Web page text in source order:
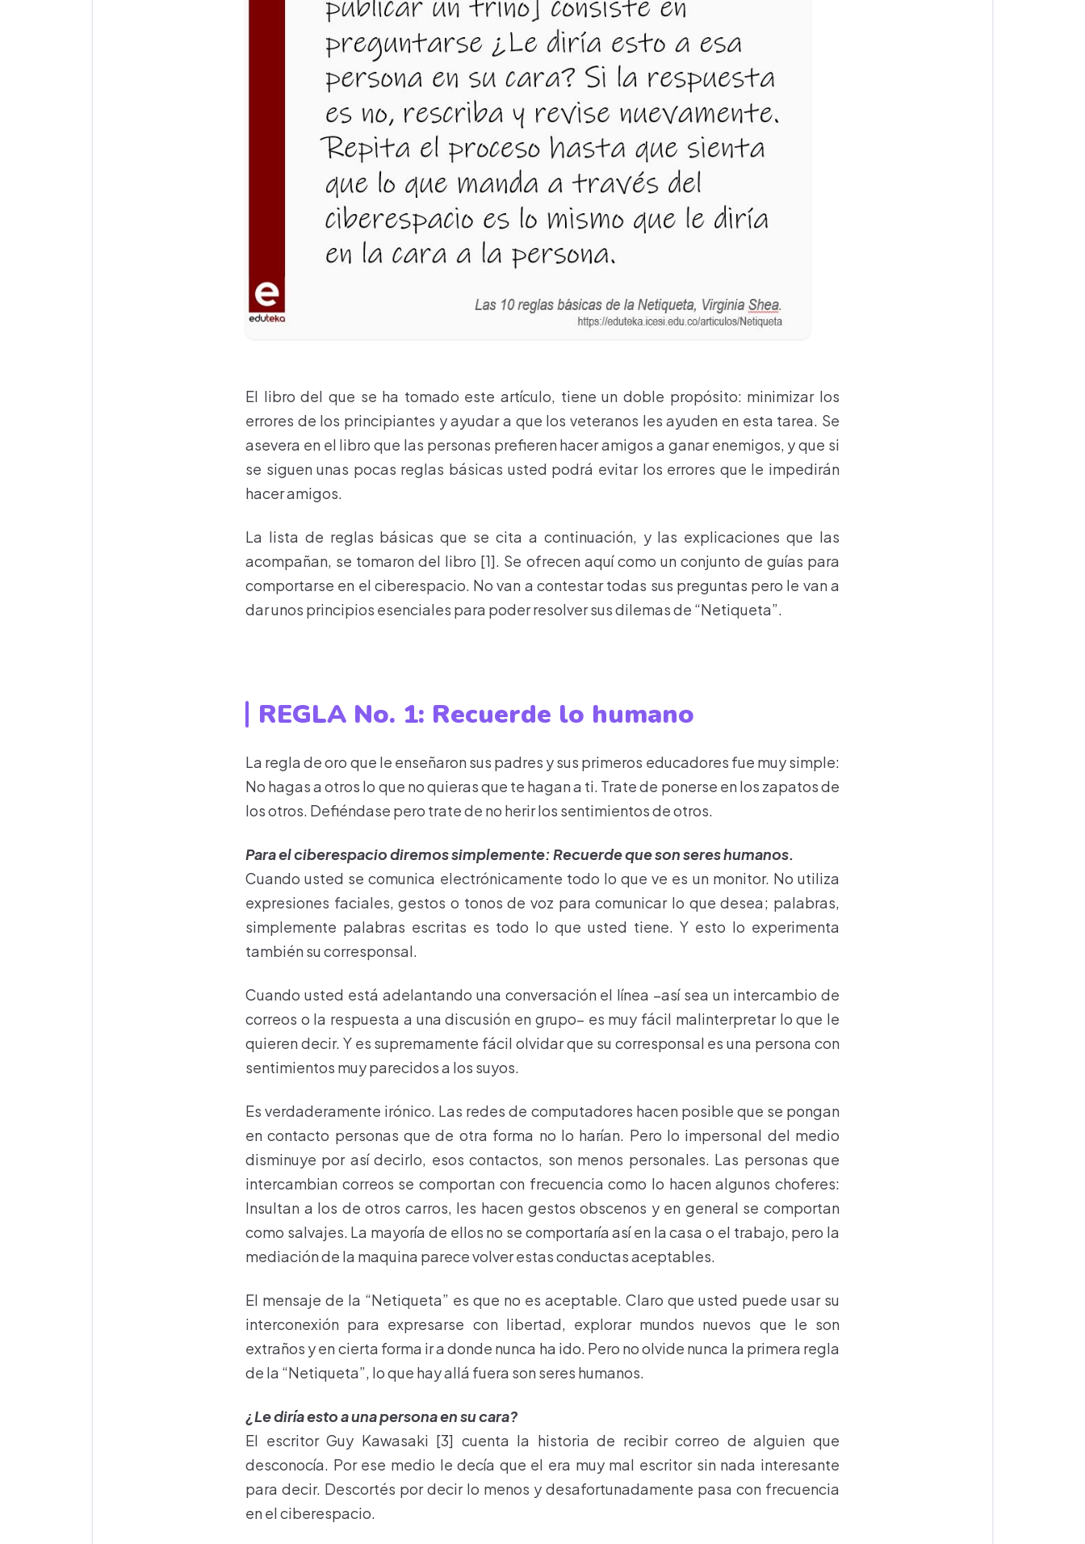
El libro del que se ha tomado este artículo, tiene un doble propósito: minimizar los
errores de los principiantes y ayudar a que los veteranos les ayuden en esta tarea. Se
asevera en el libro que las personas prefieren hacer amigos a ganar enemigos, y que si
se siguen unas pocas reglas básicas usted podrá evitar los errores que le impedirán
hacer amigos.
La lista de reglas básicas que se cita a continuación, y las explicaciones que las
acompañan, se tomaron del libro [1]. Se ofrecen aquí como un conjunto de guías para
comportarse en el ciberespacio. No van a contestar todas sus preguntas pero le van a
dar unos principios esenciales para poder resolver sus dilemas de “Netiqueta”.
REGLA No. 1: Recuerde lo humano
La regla de oro que le enseñaron sus padres y sus primeros educadores fue muy simple:
No hagas a otros lo que no quieras que te hagan a ti. Trate de ponerse en los zapatos de
los otros. Defiéndase pero trate de no herir los sentimientos de otros.
Para el ciberespacio diremos simplemente: Recuerde que son seres humanos.
Cuando usted se comunica electrónicamente todo lo que ve es un monitor. No utiliza
expresiones faciales, gestos o tonos de voz para comunicar lo que desea; palabras,
simplemente palabras escritas es todo lo que usted tiene. Y esto lo experimenta
también su corresponsal.
Cuando usted está adelantando una conversación el línea –así sea un intercambio de
correos o la respuesta a una discusión en grupo– es muy fácil malinterpretar lo que le
quieren decir. Y es supremamente fácil olvidar que su corresponsal es una persona con
sentimientos muy parecidos a los suyos.
Es verdaderamente irónico. Las redes de computadores hacen posible que se pongan
en contacto personas que de otra forma no lo harían. Pero lo impersonal del medio
disminuye por así decirlo, esos contactos, son menos personales. Las personas que
intercambian correos se comportan con frecuencia como lo hacen algunos choferes:
Insultan a los de otros carros, les hacen gestos obscenos y en general se comportan
como salvajes. La mayoría de ellos no se comportaría así en la casa o el trabajo, pero la
mediación de la maquina parece volver estas conductas aceptables.
El mensaje de la “Netiqueta” es que no es aceptable. Claro que usted puede usar su
interconexión para expresarse con libertad, explorar mundos nuevos que le son
extraños y en cierta forma ir a donde nunca ha ido. Pero no olvide nunca la primera regla
de la “Netiqueta”, lo que hay allá fuera son seres humanos.
¿Le diría esto a una persona en su cara?
El escritor Guy Kawasaki [3] cuenta la historia de recibir correo de alguien que
desconocía. Por ese medio le decía que el era muy mal escritor sin nada interesante
para decir. Descortés por decir lo menos y desafortunadamente pasa con frecuencia
en el ciberespacio.